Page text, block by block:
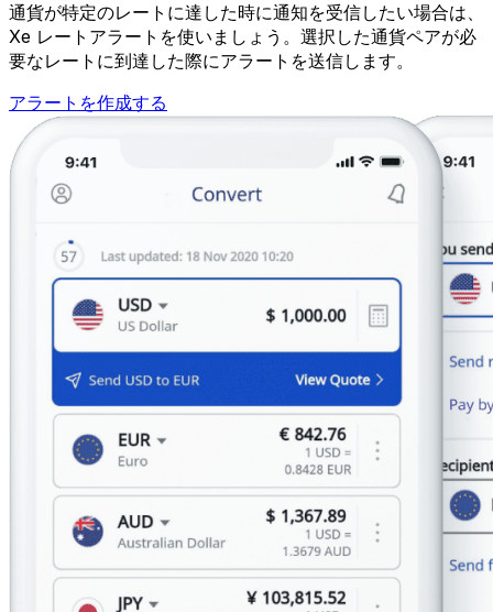
通貨が特定のレートに達した時に通知を受信したい場合は、
Xe レートアラートを使いましょう。選択した通貨ペアが必
要なレートに到達した際にアラートを送信します。
アラートを作成する